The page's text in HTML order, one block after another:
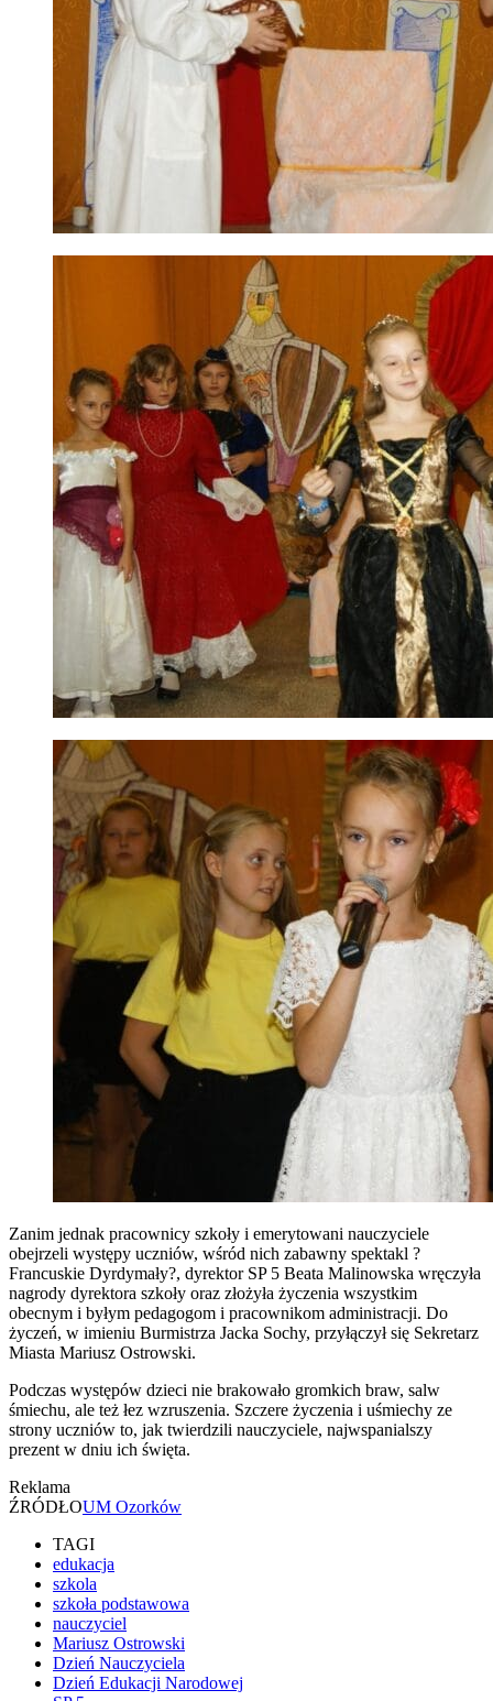
Zanim jednak pracownicy szkoły i emerytowani nauczyciele
obejrzeli występy uczniów, wśród nich zabawny spektakl ?
Francuskie Dyrdymały?, dyrektor SP 5 Beata Malinowska wręczyła
nagrody dyrektora szkoły oraz złożyła życzenia wszystkim
obecnym i byłym pedagogom i pracownikom administracji. Do
życzeń, w imieniu Burmistrza Jacka Sochy, przyłączył się Sekretarz
Miasta Mariusz Ostrowski.
Podczas występów dzieci nie brakowało gromkich braw, salw
śmiechu, ale też łez wzruszenia. Szczere życzenia i uśmiechy ze
strony uczniów to, jak twierdzili nauczyciele, najwspanialszy
prezent w dniu ich święta.
Reklama
ŹRÓDŁOUM Ozorków
TAGI
edukacja
szkola
szkoła podstawowa
nauczyciel
Mariusz Ostrowski
Dzień Nauczyciela
Dzień Edukacji Narodowej